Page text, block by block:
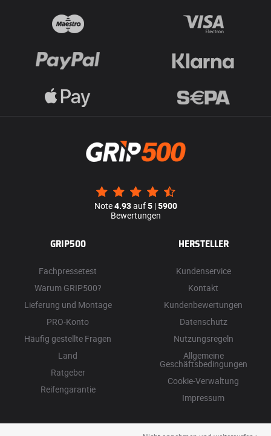
Note4.93auf5|5900
Bewertungen
GRIP500
Fachpressetest
Warum GRIP500?
Lieferung und Montage
PRO-Konto
Häufig gestellte Fragen
Land
Ratgeber
Reifengarantie
HERSTELLER
Kundenservice
Kontakt
Kundenbewertungen
Datenschutz
Nutzungsregeln
Allgemeine
Geschäftsbedingungen
Cookie-Verwaltung
Impressum